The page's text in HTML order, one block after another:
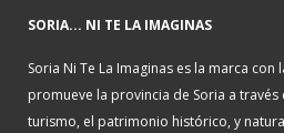
SORIA... NI TE LA IMAGINAS
Soria Ni Te La Imaginas es la marca
promueve la provincia de Soria a través
turismo, el patrimonio histórico, y